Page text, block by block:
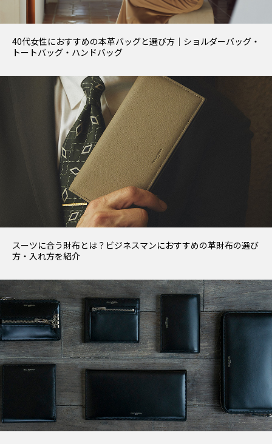
40代女性におすすめの本革バッグと選び方｜ショルダーバッグ・
トートバッグ・ハンドバッグ
スーツに合う財布とは？ビジネスマンにおすすめの革財布の選び
方・入れ方を紹介